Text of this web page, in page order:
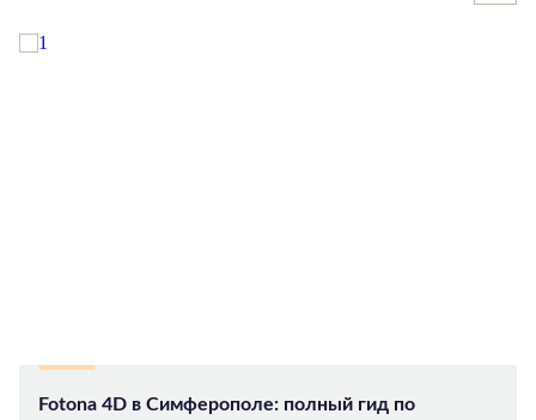
Fotona 4D в Симферополе: полный гид по